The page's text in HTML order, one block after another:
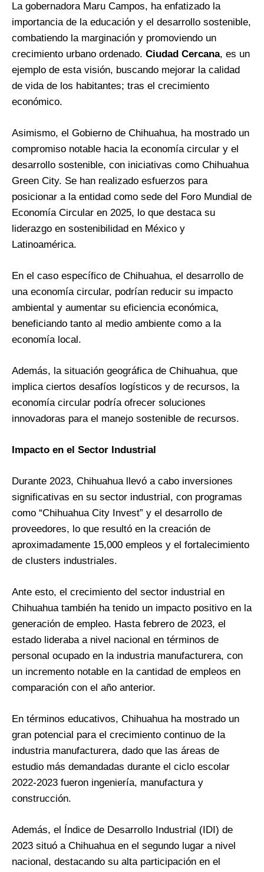
La gobernadora Maru Campos, ha enfatizado la
importancia de la educación y el desarrollo sostenible,
combatiendo la marginación y promoviendo un
crecimiento urbano ordenado. Ciudad Cercana, es un
ejemplo de esta visión, buscando mejorar la calidad
de vida de los habitantes; tras el crecimiento
económico.
Asimismo, el Gobierno de Chihuahua, ha mostrado un
compromiso notable hacia la economía circular y el
desarrollo sostenible, con iniciativas como Chihuahua
Green City. Se han realizado esfuerzos para
posicionar a la entidad como sede del Foro Mundial de
Economía Circular en 2025, lo que destaca su
liderazgo en sostenibilidad en México y
Latinoamérica.
En el caso específico de Chihuahua, el desarrollo de
una economía circular, podrían reducir su impacto
ambiental y aumentar su eficiencia económica,
beneficiando tanto al medio ambiente como a la
economía local.
Además, la situación geográfica de Chihuahua, que
implica ciertos desafíos logísticos y de recursos, la
economía circular podría ofrecer soluciones
innovadoras para el manejo sostenible de recursos.
Impacto en el Sector Industrial
Durante 2023, Chihuahua llevó a cabo inversiones
significativas en su sector industrial, con programas
como “Chihuahua City Invest” y el desarrollo de
proveedores, lo que resultó en la creación de
aproximadamente 15,000 empleos y el fortalecimiento
de clusters industriales​​.
Ante esto, el crecimiento del sector industrial en
Chihuahua también ha tenido un impacto positivo en la
generación de empleo. Hasta febrero de 2023, el
estado lideraba a nivel nacional en términos de
personal ocupado en la industria manufacturera, con
un incremento notable en la cantidad de empleos en
comparación con el año anterior.
En términos educativos, Chihuahua ha mostrado un
gran potencial para el crecimiento continuo de la
industria manufacturera, dado que las áreas de
estudio más demandadas durante el ciclo escolar
2022-2023 fueron ingeniería, manufactura y
construcción.
Además, el Índice de Desarrollo Industrial (IDI) de
2023 situó a Chihuahua en el segundo lugar a nivel
nacional, destacando su alta participación en el